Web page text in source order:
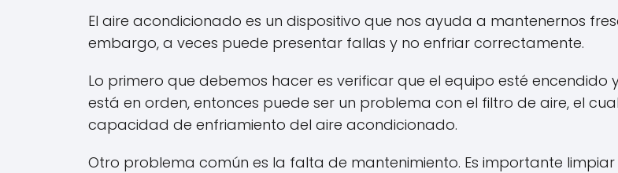
El aire acondicionado es un dispositivo que nos ayuda a mantenernos
embargo, a veces puede presentar fallas y no enfriar correctamente.
Lo primero que debemos hacer es verificar que el equipo esté
está en orden, entonces puede ser un problema con el filtro de aire, el
capacidad de enfriamiento del aire acondicionado.
Otro problema común es la falta de mantenimiento. Es importante